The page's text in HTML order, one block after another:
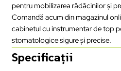
pentru mobilizarea rădăcinilor și
Comandă acum din magazinul
cabinetul cu instrumentar de top
stomatologice sigure și precise.
Specificații